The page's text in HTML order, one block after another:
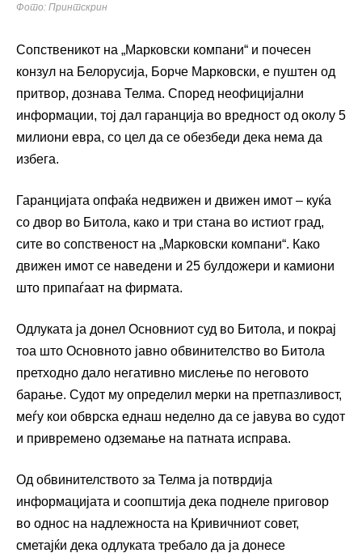
Фото: Принтскрин
Сопственикот на „Марковски компани“ и почесен
конзул на Белорусија, Борче Марковски, е пуштен од
притвор, дознава Телма. Според неофицијални
информации, тој дал гаранција во вредност од околу 5
милиони евра, со цел да се обезбеди дека нема да
избега.
Гаранцијата опфаќа недвижен и движен имот – куќа
со двор во Битола, како и три стана во истиот град,
сите во сопственост на „Марковски компани“. Како
движен имот се наведени и 25 булдожери и камиони
што припаѓаат на фирмата.
Одлуката ја донел Основниот суд во Битола, и покрај
тоа што Основното јавно обвинителство во Битола
претходно дало негативно мислење по неговото
барање. Судот му определил мерки на претпазливост,
меѓу кои обврска еднаш неделно да се јавува во судот
и привремено одземање на патната исправа.
Од обвинителството за Телма ја потврдија
информацијата и соопштија дека поднеле приговор
во однос на надлежноста на Кривичниот совет,
сметајќи дека одлуката требало да ја донесе